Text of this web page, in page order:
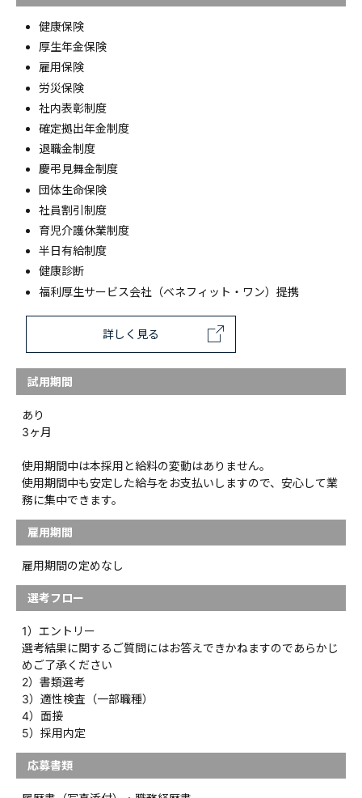
健康保険
厚生年金保険
雇用保険
労災保険
社内表彰制度
確定拠出年金制度
退職金制度
慶弔見舞金制度
団体生命保険
社員割引制度
育児介護休業制度
半日有給制度
健康診断
福利厚生サービス会社（ベネフィット・ワン）提携
詳しく見る
試用期間
あり
3ヶ月
使用期間中は本採用と給料の変動はありません。
使用期間中も安定した給与をお支払いしますので、安心して業
務に集中できます。
雇用期間
雇用期間の定めなし
選考フロー
1）エントリー
選考結果に関するご質問にはお答えできかねますのであらかじ
めご了承ください
2）書類選考
3）適性検査（一部職種）
4）面接
5）採用内定
応募書類